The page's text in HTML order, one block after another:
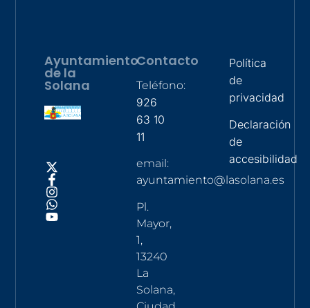
Ayuntamiento
de la
Solana
Contacto
Teléfono:
926
63 10
11
email:
ayuntamiento@lasolana.es
Pl.
Mayor,
1,
13240
La
Solana,
Política
de
privacidad
Declaración
de
accesibilidad